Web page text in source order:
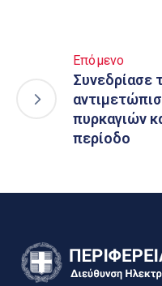
Επόμενο
Συνεδρίασε
πυρκαγιών
περίοδο